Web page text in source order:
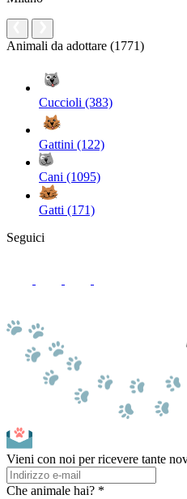
Animali da adottare (1771)
Cuccioli (383)
Gattini (122)
Cani (1095)
Gatti (171)
Seguici
Vieni con noi per ricevere tante
Che animale hai? *